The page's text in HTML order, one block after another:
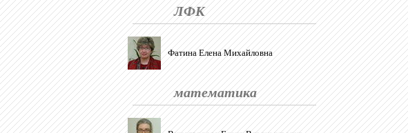
ЛФК
Фатина Елена Михайловна
математика